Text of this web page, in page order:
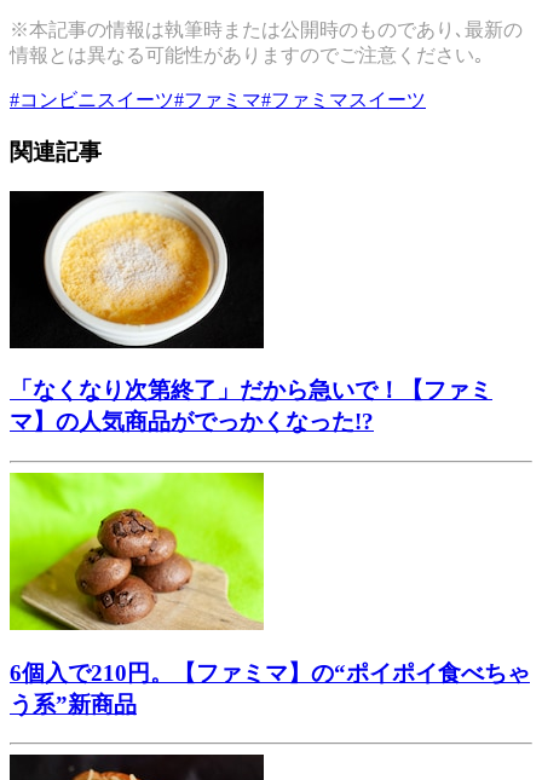
※本記事の情報は執筆時または公開時のものであり､最新の
情報とは異なる可能性がありますのでご注意ください｡
#コンビニスイーツ#ファミマ#ファミマスイーツ
関連記事
「なくなり次第終了」だから急いで！【ファミ
マ】の人気商品がでっかくなった!?
6個入で210円。【ファミマ】の“ポイポイ食べちゃ
う系”新商品